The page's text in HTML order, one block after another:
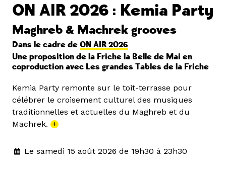
ON AIR 2026 : Kemia Party
Maghreb & Machrek grooves
Dans le cadre de ON AIR 2026
Une proposition de la Friche la Belle de Mai en
coproduction avec Les grandes Tables de la Friche
Kemia Party remonte sur le toit-terrasse pour
célébrer le croisement culturel des musiques
traditionnelles et actuelles du Maghreb et du
Machrek. +
Le samedi 15 août 2026 de 19h30 à 23h30